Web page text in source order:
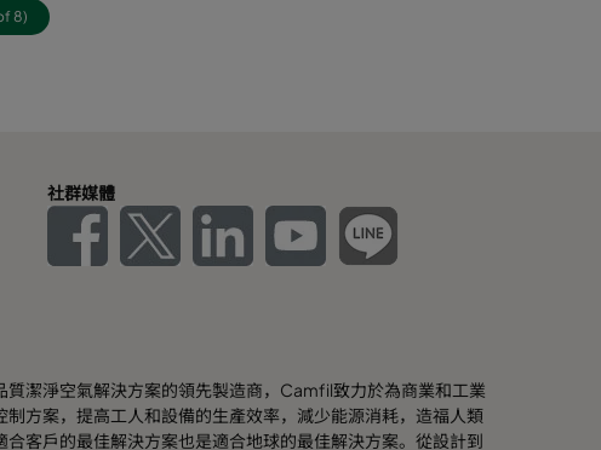
(6 of 8)
社群媒體
質潔淨空氣解決方案的領先製造商，Camfil致力於為商業和工業
制方案，提高工人和設備的生產效率，減少能源消耗，造福人類
客戶的最佳解決方案也是適合地球的最佳解決方案。從設計到